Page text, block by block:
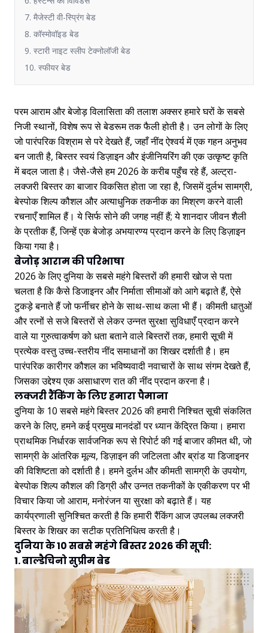
7. मैजेस्टी वी-स्प्रिंग बेड
8. कॉस्मोवॉइड बेड
9. स्टारी नाइट स्लीप टेक्नोलॉजी बेड
10. स्फीयर बेड
परम आराम और बेजोड़ विलासिता की तलाश अक्सर हमारे घरों के सबसे
निजी स्थानों, विशेष रूप से बेडरूम तक फैली होती है। उन लोगों के लिए
जो पारंपरिक विश्राम से परे देखते हैं, जहाँ नींद ऐश्वर्य में एक गहन अनुभव
बन जाती है, बिस्तर स्वयं डिज़ाइन और इंजीनियरिंग की एक उत्कृष्ट कृति
में बदल जाता है। जैसे-जैसे हम 2026 के करीब पहुँच रहे हैं, अल्ट्रा-
लक्जरी बिस्तर का बाजार विकसित होता जा रहा है, जिसमें दुर्लभ सामग्री,
बेस्पोक शिल्प कौशल और अत्याधुनिक तकनीक का मिश्रण करने वाली
रचनाएँ शामिल हैं। ये सिर्फ सोने की जगह नहीं हैं; ये शानदार जीवन शैली
के प्रतीक हैं, जिन्हें एक बेजोड़ अभयारण्य प्रदान करने के लिए डिज़ाइन
किया गया है।
बेजोड़ आराम की परिभाषा
2026 के लिए दुनिया के सबसे महंगे बिस्तरों की हमारी खोज से पता
चलता है कि कैसे डिजाइनर और निर्माता सीमाओं को आगे बढ़ाते हैं, ऐसे
टुकड़े बनाते हैं जो फर्नीचर होने के साथ-साथ कला भी हैं। कीमती धातुओं
और रत्नों से सजे बिस्तरों से लेकर उन्नत सुरक्षा सुविधाएँ प्रदान करने
वाले या गुरुत्वाकर्षण को धता बताने वाले बिस्तरों तक, हमारी सूची में
प्रत्येक वस्तु उच्च-स्तरीय नींद समाधानों का शिखर दर्शाती है। हम
पारंपरिक कारीगर कौशल का भविष्यवादी नवाचारों के साथ संगम देखते हैं,
जिसका उद्देश्य एक असाधारण रात की नींद प्रदान करना है।
लक्जरी रैंकिंग के लिए हमारा पैमाना
दुनिया के 10 सबसे महंगे बिस्तर 2026 की हमारी निश्चित सूची संकलित
करने के लिए, हमने कई प्रमुख मानदंडों पर ध्यान केंद्रित किया। हमारा
प्राथमिक निर्धारक सार्वजनिक रूप से रिपोर्ट की गई बाजार कीमत थी, जो
सामग्री के आंतरिक मूल्य, डिज़ाइन की जटिलता और ब्रांड या डिजाइनर
की विशिष्टता को दर्शाती है। हमने दुर्लभ और कीमती सामग्री के उपयोग,
बेस्पोक शिल्प कौशल की डिग्री और उन्नत तकनीकों के एकीकरण पर भी
विचार किया जो आराम, मनोरंजन या सुरक्षा को बढ़ाते हैं। यह
कार्यप्रणाली सुनिश्चित करती है कि हमारी रैंकिंग आज उपलब्ध लक्जरी
बिस्तर के शिखर का सटीक प्रतिनिधित्व करती है।
दुनिया के 10 सबसे महंगे बिस्तर 2026 की सूची:
1. बाल्डैचिनो सुप्रीम बेड